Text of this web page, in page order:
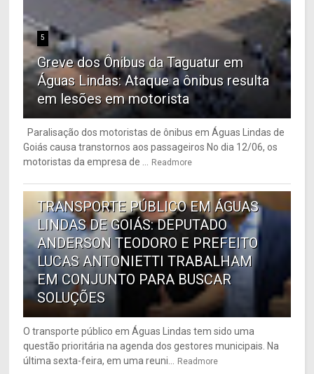
5
Greve dos Ônibus da Taguatur em
Águas Lindas: Ataque a ônibus resulta
em lesões em motorista
Paralisação dos motoristas de ônibus em Águas Lindas de
Goiás causa transtornos aos passageiros No dia 12/06, os
motoristas da empresa de ... Readmore
6
TRANSPORTE PÚBLICO EM ÁGUAS
LINDAS DE GOIÁS: DEPUTADO
ANDERSON TEODORO E PREFEITO
LUCAS ANTONIETTI TRABALHAM
EM CONJUNTO PARA BUSCAR
SOLUÇÕES
O transporte público em Águas Lindas tem sido uma
questão prioritária na agenda dos gestores municipais. Na
última sexta-feira, em uma reuni... Readmore